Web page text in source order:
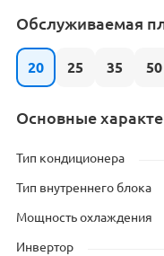
Обслуживаемая
20 25 35 50
Основные
Тип кондиционера
Тип внутреннего блока
Мощность охлаждения
Инвертор